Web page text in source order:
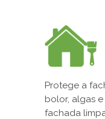
Protege a
bolor, algas
fachada